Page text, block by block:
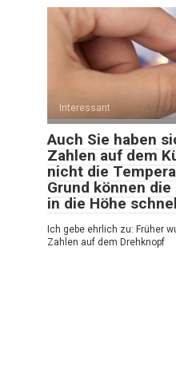
Interessant
Auch Sie haben
Zahlen auf dem
nicht die
Grund können
in die Höhe
Ich gebe ehrlich zu: Früher
Zahlen auf dem Drehknopf